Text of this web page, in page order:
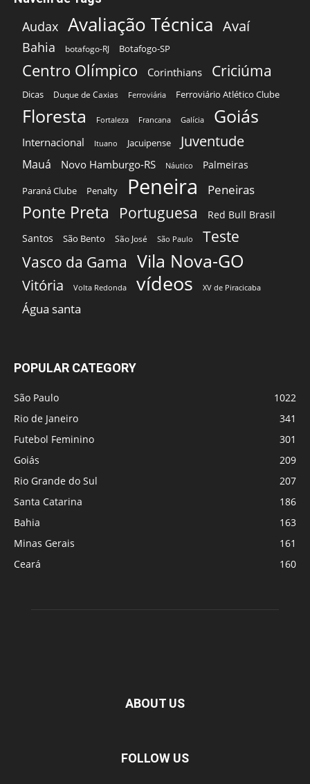
Audax Avaliação Técnica Avaí
Bahia botafogo-RJ Botafogo-SP
Centro Olímpico Corinthians Criciúma
Dicas Duque de Caxias Ferroviária Ferroviário Atlético Clube
Floresta Fortaleza Francana Galícia Goiás
Internacional Ituano Jacuipense Juventude
Mauá Novo Hamburgo-RS Náutico Palmeiras
Paraná Clube Penalty Peneira Peneiras
Ponte Preta Portuguesa
Red Bull Brasil
Santos
São Bento São José São Paulo Teste
Vasco da Gama Vila Nova-GO
Vitória Volta Redonda vídeos XV de Piracicaba
Água santa
POPULAR CATEGORY
São Paulo
1022
Rio de Janeiro
341
Futebol Feminino
301
Goiás
209
Rio Grande do Sul
207
Santa Catarina
186
Bahia
163
Minas Gerais
161
Ceará
160
ABOUT US
FOLLOW US